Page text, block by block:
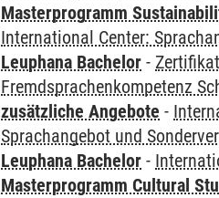
Masterprogramm
International Center:
Leuphana Bachelor -
Fremdsprachenkompetenz
zusätzliche Angebote -
Sprachangebot und
Leuphana Bachelor -
Masterprogramm Cultural